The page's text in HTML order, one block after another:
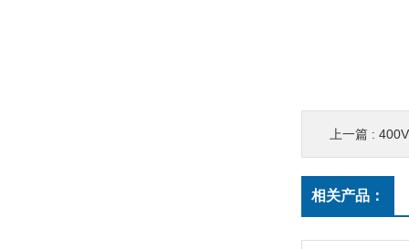
上一篇 :
相关产品：